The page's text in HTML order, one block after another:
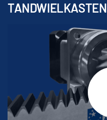
TANDWIELKASTEN